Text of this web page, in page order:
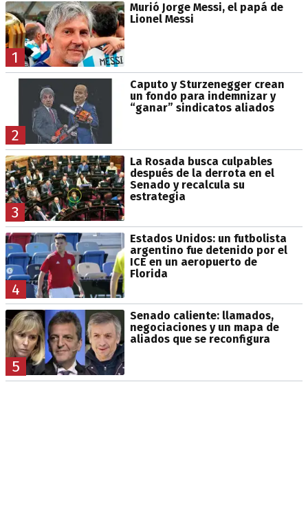
1
Murió Jorge Messi, el papá de
Lionel Messi
2
Caputo y Sturzenegger crean
un fondo para indemnizar y
“ganar” sindicatos aliados
3
La Rosada busca culpables
después de la derrota en el
Senado y recalcula su
estrategia
4
Estados Unidos: un futbolista
argentino fue detenido por el
ICE en un aeropuerto de
Florida
5
Senado caliente: llamados,
negociaciones y un mapa de
aliados que se reconfigura